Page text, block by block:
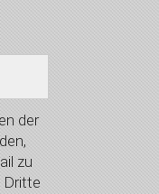
der
zu
Dritte